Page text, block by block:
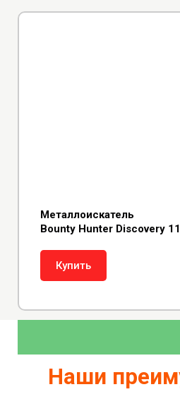
Металлоискатель
Bounty Hunter Discovery
Купить
Наши